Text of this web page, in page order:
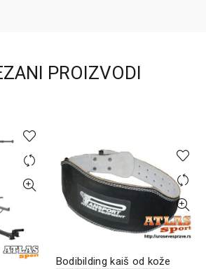
PROIZVODI
Bodibilding kaiš od kože